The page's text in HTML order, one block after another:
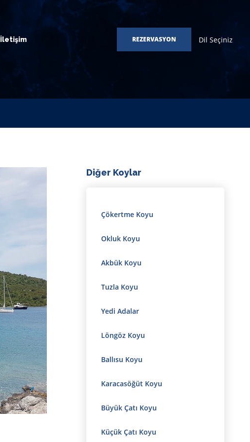
İletişim REZERVASYON Dil Seçiniz
Diğer Koylar
Çökertme Koyu
Okluk Koyu
Akbük Koyu
Tuzla Koyu
Yedi Adalar
Löngöz Koyu
Ballısu Koyu
Karacasöğüt Koyu
Büyük Çatı Koyu
Küçük Çatı Koyu